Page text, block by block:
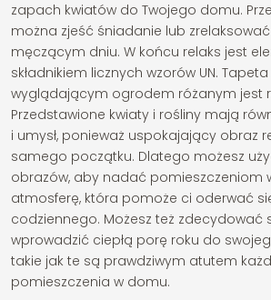
zapach kwiatów do Twojego domu.
można zjeść śniadanie lub
męczącym dniu. W końcu relaks jest
składnikiem licznych wzorów UN.
wyglądającym ogrodem różanym jest
Przedstawione kwiaty i rośliny mają
i umysł, ponieważ uspokajający obraz
samego początku. Dlatego możesz
obrazów, aby nadać pomieszczeniom
atmosferę, która pomoże ci oderwać
codziennego. Możesz też zdecydować
wprowadzić ciepłą porę roku do
takie jak te są prawdziwym atutem
pomieszczenia w domu.